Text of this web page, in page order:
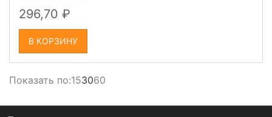
296,70
В КОРЗИНУ
Показать по:153060